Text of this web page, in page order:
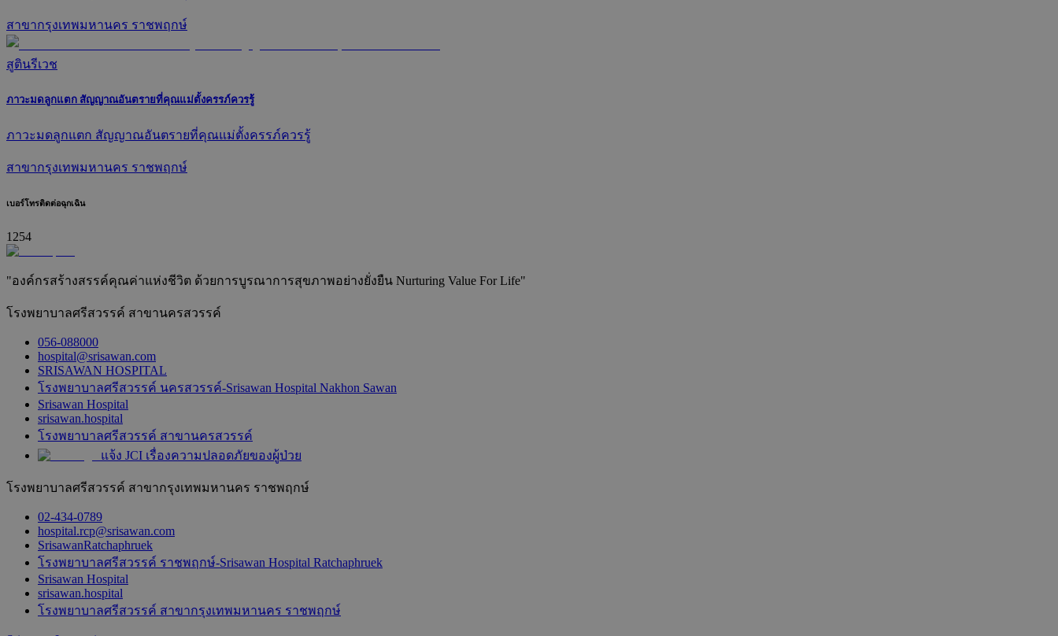
สาขากรุงเทพมหานคร ราชพฤกษ์
สูตินรีเวช
ภาวะมดลูกแตก สัญญาณอันตรายที่คุณแม่ตั้งครรภ์ควรรู้
ภาวะมดลูกแตก สัญญาณอันตรายที่คุณแม่ตั้งครรภ์ควรรู้
สาขากรุงเทพมหานคร ราชพฤกษ์
เบอร์โทรติดต่อฉุกเฉิน
1254
"องค์กรสร้างสรรค์คุณค่าแห่งชีวิต ด้วยการบูรณาการสุขภาพอย่างยั่งยืน Nurturing Value For Life"
โรงพยาบาลศรีสวรรค์ สาขานครสวรรค์
056-088000
hospital@srisawan.com
SRISAWAN HOSPITAL
โรงพยาบาลศรีสวรรค์ นครสวรรค์-Srisawan Hospital Nakhon Sawan
Srisawan Hospital
srisawan.hospital
โรงพยาบาลศรีสวรรค์ สาขานครสวรรค์
แจ้ง JCI เรื่องความปลอดภัยของผู้ป่วย
โรงพยาบาลศรีสวรรค์ สาขากรุงเทพมหานคร ราชพฤกษ์
02-434-0789
hospital.rcp@srisawan.com
SrisawanRatchaphruek
โรงพยาบาลศรีสวรรค์ ราชพฤกษ์-Srisawan Hospital Ratchaphruek
Srisawan Hospital
srisawan.hospital
โรงพยาบาลศรีสวรรค์ สาขากรุงเทพมหานคร ราชพฤกษ์